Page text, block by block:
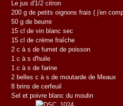
Le jus d'1/2 citron
200 g de petits oignons frais ( j'en
50 g de beurre
15 cl de vin blanc sec
15 cl de crème fraîche
2 c à s de fumet de poisson
1 c à s d'huile
1 c à s de farine
2 belles c à s de moutarde de Meaux
8 brins de cerfeuil
Sel et poivre blanc du moulin